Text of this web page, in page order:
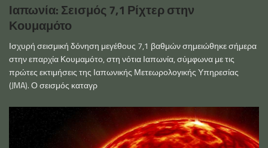
Ιαπωνία: Σεισμός 7,1 Ρίχτερ στην
Κουμαμότο
Ισχυρή σεισμική δόνηση μεγέθους 7,1 βαθμών σημειώθηκε σήμερα
στην επαρχία Κουμαμότο, στη νότια Ιαπωνία, σύμφωνα με τις
πρώτες εκτιμήσεις της Ιαπωνικής Μετεωρολογικής Υπηρεσίας
(JMA). Ο σεισμός καταγρ